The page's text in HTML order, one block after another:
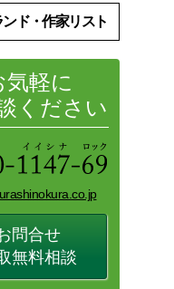
ド・作家リスト
気軽に
ください
問合せ
無料相談